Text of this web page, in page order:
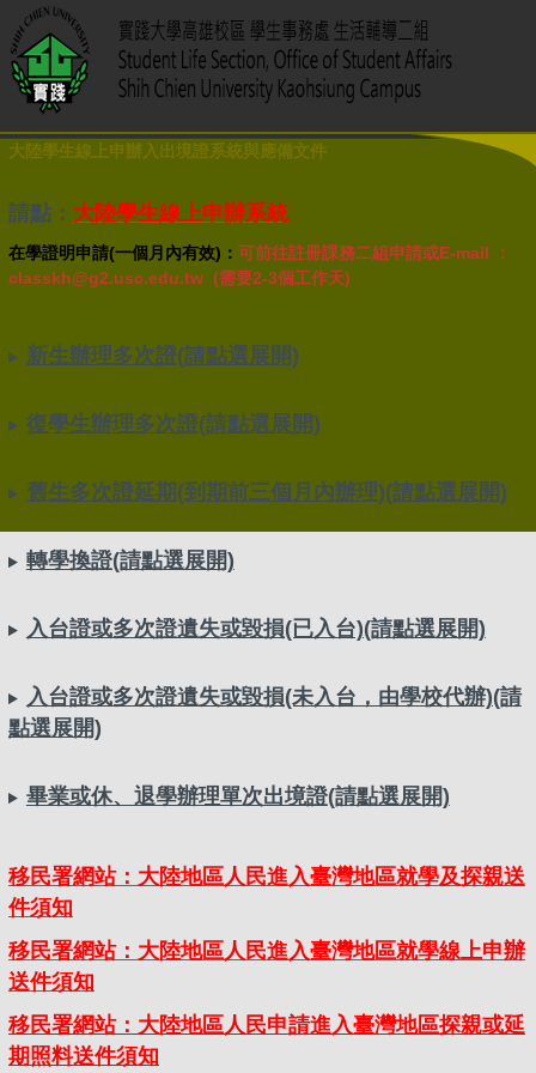
大陸學生線上申辦入出境證系統與應備文件
請點： 大陸學生線上申辦系統
在學證明申請(一個月內有效)： 可前往註冊課務二組申請或E-mail ：
classkh@g2.usc.edu.tw (需要2-3個工作天)
新生辦理多次證(請點選展開)
復學生辦理多次證(請點選展開)
舊生多次證延期(到期前三個月內辦理)(請點選展開)
轉學換證(請點選展開)
入台證或多次證遺失或毀損(已入台)(請點選展開)
入台證或多次證遺失或毀損(未入台，由學校代辦)(請
點選展開)
畢業或休、退學辦理單次出境證(請點選展開)
移民署網站：大陸地區人民進入臺灣地區就學及探親送
件須知
移民署網站：大陸地區人民進入臺灣地區就學線上申辦
送件須知
移民署網站：大陸地區人民申請進入臺灣地區探親或延
期照料送件須知